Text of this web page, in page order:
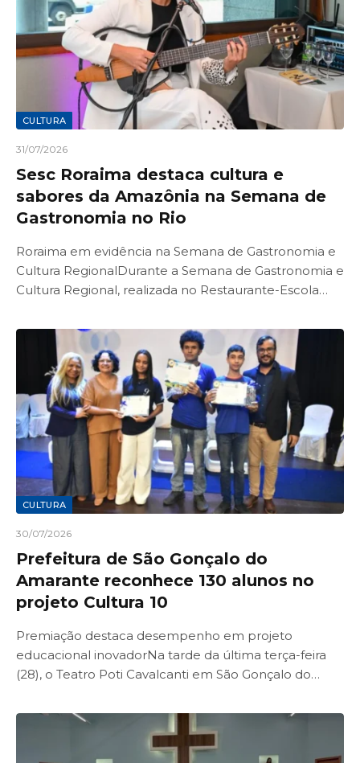
CULTURA
31/07/2026
Sesc Roraima destaca cultura e
sabores da Amazônia na Semana de
Gastronomia no Rio
Roraima em evidência na Semana de Gastronomia e
Cultura RegionalDurante a Semana de Gastronomia e
Cultura Regional, realizada no Restaurante-Escola…
CULTURA
30/07/2026
Prefeitura de São Gonçalo do
Amarante reconhece 130 alunos no
projeto Cultura 10
Premiação destaca desempenho em projeto
educacional inovadorNa tarde da última terça-feira
(28), o Teatro Poti Cavalcanti em São Gonçalo do…